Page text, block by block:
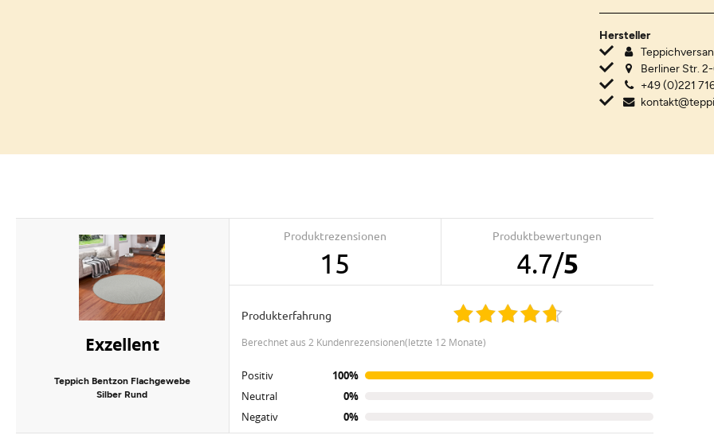
Hersteller
Berliner Str.
+49 (0)221
Exzellent
Teppich Bentzon Flachgewebe
Silber Rund
Produktrezensionen
15
Produktbewertungen
4.7/5
Produkterfahrung
berechnet aus 2 Kundenrezensionen(letzte 12 Monate)
Positiv
100%
Neutral
0%
Negativ
0%